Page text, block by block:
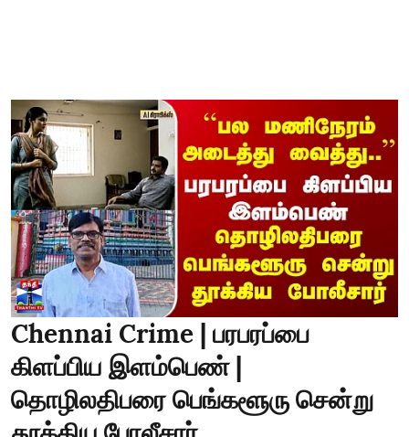
Chennai Crime | பரபரப்பை
கிளப்பிய இளம்பெண் |
தொழிலதிபரை பெங்களூரு சென்று